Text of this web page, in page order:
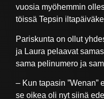
vuosia myöhemmin
töissä Tepsin
Pariskunta on ollut
ja Laura pelaavat
sama pelinumero ja
– Kun tapasin ”Wenan”
se oikea oli nyt siinä